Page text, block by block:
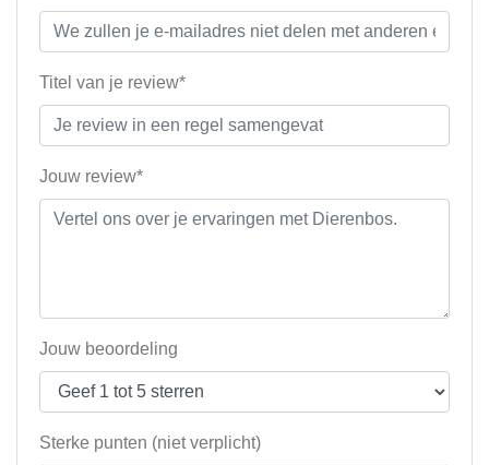
Titel van je review*
Jouw review*
Jouw beoordeling
Sterke punten (niet verplicht)